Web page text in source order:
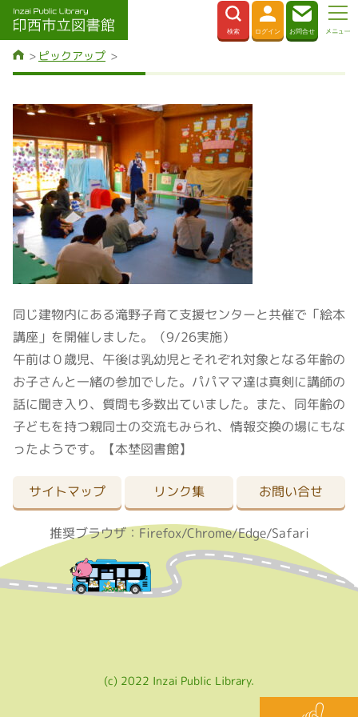
ピックアップ
同じ建物内にある滝野子育て支援センターと共催で「絵本
講座」を開催しました。（9/26実施）
午前は０歳児、午後は乳幼児とそれぞれ対象となる年齢の
お子さんと一緒の参加でした。パパママ達は真剣に講師の
話に聞き入り、質問も多数出ていました。また、同年齢の
子どもを持つ親同士の交流もみられ、情報交換の場にもな
ったようです。【本埜図書館】
サイトマップ リンク集 お問い合せ
推奨ブラウザ：Firefox/Chrome/Edge/Safari
(c) 2022 Inzai Public Library.